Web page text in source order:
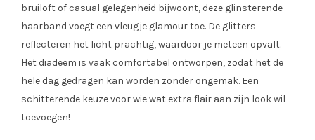
bruiloft of casual gelegenheid bijwoont, deze glinsterende
haarband voegt een vleugje glamour toe. De glitters
reflecteren het licht prachtig, waardoor je meteen opvalt.
Het diadeem is vaak comfortabel ontworpen, zodat het de
hele dag gedragen kan worden zonder ongemak. Een
schitterende keuze voor wie wat extra flair aan zijn look wil
toevoegen!